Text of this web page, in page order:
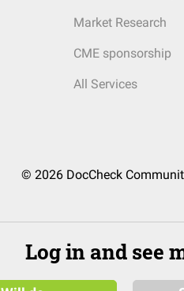
Market Research
CME sponsorship
All Services
© 2026 DocCheck
Log in and see